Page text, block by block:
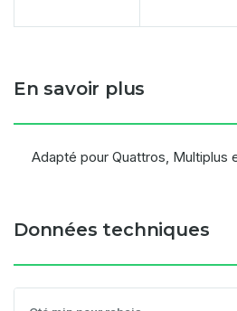
En savoir plus
Adapté pour Quattros, Multiplus
Données techniques